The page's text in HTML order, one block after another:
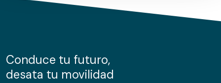
de cookies.
información sobre el uso que haga del sitio web con
nuestros partners de redes sociales, publicidad y análisis
Conduce tu futuro,
desata tu movilidad